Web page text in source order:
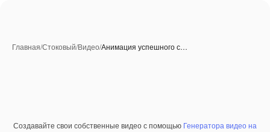
Главная/Стоковый/Видео/Анимация успешного с…
ПремиумСозданные при помощи ИИ
Создавайте свои собственные видео с помощью Генератора видео на